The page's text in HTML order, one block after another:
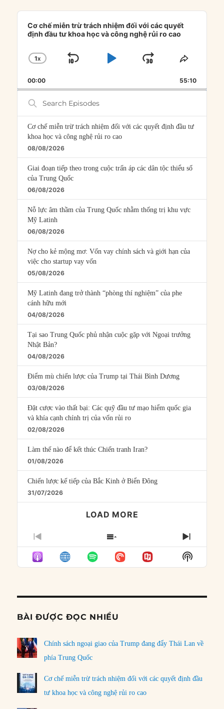
Audio
Player
Cơ chế miễn trừ trách nhiệm đối với các quyết
định đầu tư khoa học và công nghệ rủi ro cao
CHANGE
RATE
1X
SKIP
PLAYJUMP
FORWARD
SHARE
00:00 55:10
Search
Episodes
Cơ chế miễn trừ trách nhiệm đối với các quyết định đầu tư
khoa học và công nghệ rủi ro cao
08/08/2026
Giai đoạn tiếp theo trong cuộc trấn áp các dân tộc thiểu số
của Trung Quốc
06/08/2026
Nỗ lực âm thầm của Trung Quốc nhằm thống trị khu vực
Mỹ Latinh
06/08/2026
Nợ cho kẻ mộng mơ: Vốn vay chính sách và giới hạn của
việc cho startup vay vốn
05/08/2026
Mỹ Latinh đang trở thành “phòng thí nghiệm” của phe
cánh hữu mới
04/08/2026
Tại sao Trung Quốc phủ nhận cuộc gặp với Ngoại trưởng
Nhật Bản?
04/08/2026
Điểm mù chiến lược của Trump tại Thái Bình Dương
03/08/2026
Đặt cược vào thất bại: Các quỹ đầu tư mạo hiểm quốc gia
và khía cạnh chính trị của vốn rủi ro
02/08/2026
Làm thế nào để kết thúc Chiến tranh Iran?
01/08/2026
Chiến lược kế tiếp của Bắc Kinh ở Biển Đông
31/07/2026
LOAD MORE
PREVIOUS
EPISODE
SHOW
EPISODES
LIST
NEXT
Show
Podcast
BÀI ĐƯỢC ĐỌC NHIỀU
Chính sách ngoại giao của Trump đang đẩy Thái Lan về
phía Trung Quốc
Cơ chế miễn trừ trách nhiệm đối với các quyết định đầu
tư khoa học và công nghệ rủi ro cao